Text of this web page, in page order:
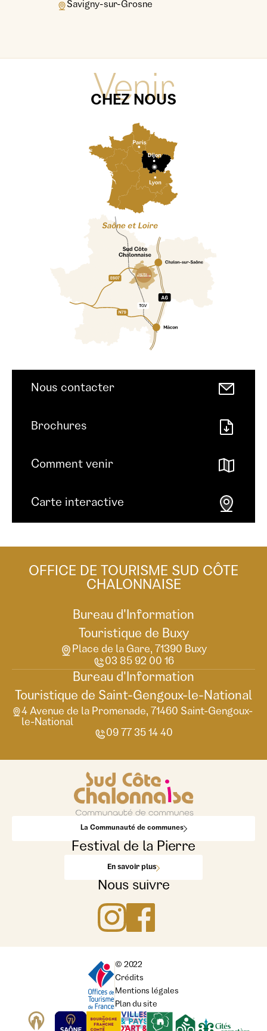
Savigny-sur-Grosne
Venir
CHEZ NOUS
Nous contacter
Brochures
Comment venir
Carte interactive
OFFICE DE TOURISME SUD CÔTE
CHALONNAISE
Bureau d'Information
Touristique de Buxy
Place de la Gare, 71390 Buxy
03 85 92 00 16
Bureau d'Information
Touristique de Saint-Gengoux-le-National
4 Avenue de la Promenade, 71460 Saint-Gengoux-
le-National
09 77 35 14 40
La Communauté de communes
Festival de la Pierre
En savoir plus
Nous suivre
© 2022
Crédits
Mentions légales
Plan du site